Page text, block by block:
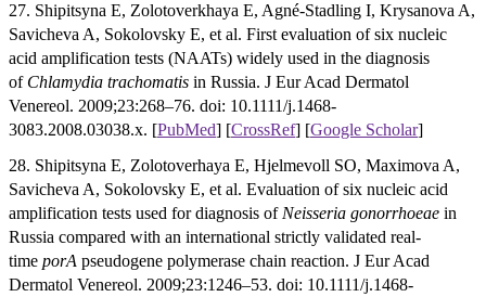
27. Shipitsyna E, Zolotoverkhaya E, Agné-Stadling I, Krysanova A,
Savicheva A, Sokolovsky E, et al. First evaluation of six nucleic
acid amplification tests (NAATs) widely used in the diagnosis
of Сhlamydia trachomatis in Russia. J Eur Acad Dermatol
Venereol. 2009;23:268–76. doi: 10.1111/j.1468-
3083.2008.03038.x. [PubMed] [CrossRef] [Google Scholar]
28. Shipitsyna E, Zolotoverhaya E, Hjelmevoll SO, Maximova A,
Savicheva A, Sokolovsky E, et al. Evaluation of six nucleic acid
amplification tests used for diagnosis of Neisseria gonorrhoeae in
Russia compared with an international strictly validated real-
time porA pseudogene polymerase chain reaction. J Eur Acad
Dermatol Venereol. 2009;23:1246–53. doi: 10.1111/j.1468-